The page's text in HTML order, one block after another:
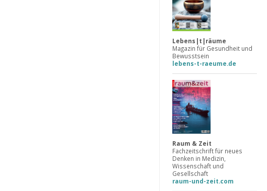
Lebens|t|räume
Magazin für Gesundheit und
Bewusstsein
lebens-t-raeume.de
Raum & Zeit
Fachzeitschrift für neues
Denken in Medizin,
Wissenschaft und
Gesellschaft
raum-und-zeit.com